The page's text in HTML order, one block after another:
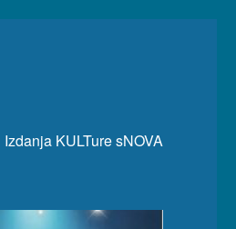
Izdanja KULTure sNOVA